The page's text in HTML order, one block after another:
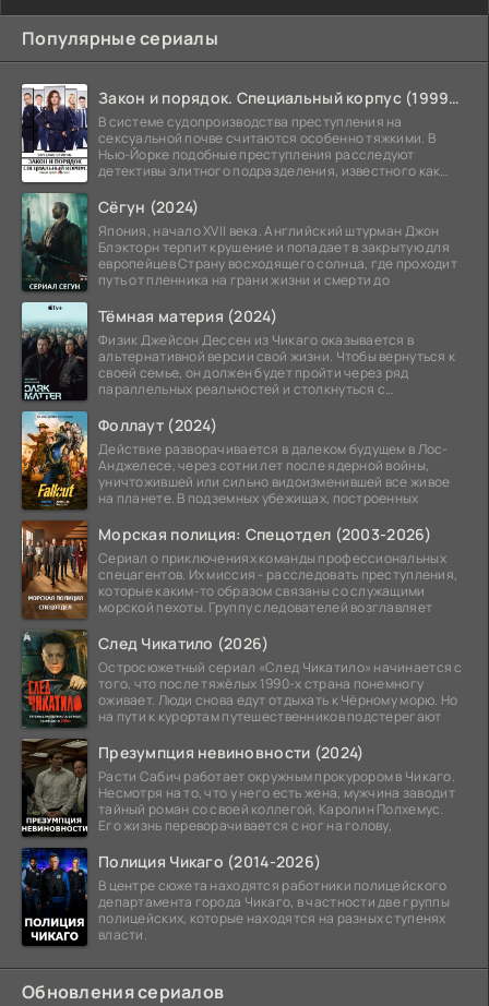
Популярные сериалы
Закон и порядок. Специальный корпус (1999-2026)
В системе судопроизводства преступления на
сексуальной почве считаются особенно тяжкими. В
Нью-Йорке подобные преступления расследуют
детективы элитного подразделения, известного как
Сёгун (2024)
Япония, начало XVII века. Английский штурман Джон
Блэкторн терпит крушение и попадает в закрытую для
европейцев Страну восходящего солнца, где проходит
путь от пленника на грани жизни и смерти до
Тёмная материя (2024)
Физик Джейсон Дессен из Чикаго оказывается в
альтернативной версии свой жизни. Чтобы вернуться к
своей семье, он должен будет пройти через ряд
параллельных реальностей и столкнуться с
Фоллаут (2024)
Действие разворачивается в далеком будущем в Лос-
Анджелесе, через сотни лет после ядерной войны,
уничтожившей или сильно видоизменившей все живое
на планете. В подземных убежищах, построенных
Морская полиция: Спецотдел (2003-2026)
Сериал о приключениях команды профессиональных
спецагентов. Их миссия - расследовать преступления,
которые каким-то образом связаны со служащими
морской пехоты. Группу следователей возглавляет
След Чикатило (2026)
Остросюжетный сериал «След Чикатило» начинается с
того, что после тяжёлых 1990-х страна понемногу
оживает. Люди снова едут отдыхать к Чёрному морю. Но
на пути к курортам путешественников подстерегают
Презумпция невиновности (2024)
Расти Сабич работает окружным прокурором в Чикаго.
Несмотря на то, что у него есть жена, мужчина заводит
тайный роман со своей коллегой, Каролин Полхемус.
Его жизнь переворачивается с ног на голову,
Полиция Чикаго (2014-2026)
В центре сюжета находятся работники полицейского
департамента города Чикаго, в частности две группы
полицейских, которые находятся на разных ступенях
власти.
Обновления сериалов